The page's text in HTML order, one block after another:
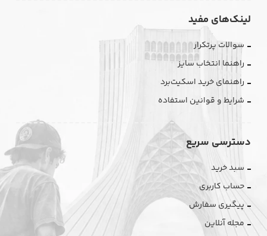
لینک‌های مفید
سوالات پرتکرار
راهنما انتخاب سایز
راهنمای خرید اسکیت‌برد
شرایط و قوانین استفاده
دسترسی سریع
سبد خرید
حساب کاربری
پیگیری سفارش
مجله آنلاین